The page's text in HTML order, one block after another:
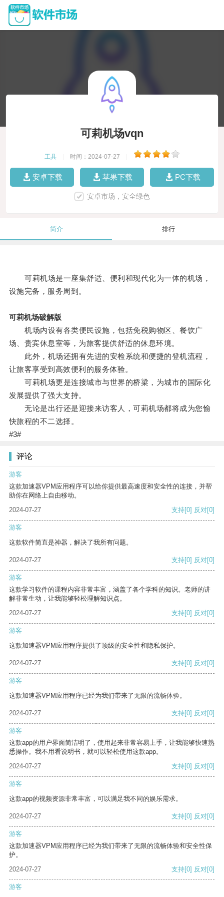
可莉机场vqn
工具 时间：2024-07-27
安卓下载 苹果下载 PC下载
安卓市场，安全绿色
简介 排行
可莉机场是一座集舒适、便利和现代化为一体的机场，
设施完备，服务周到。
可莉机场破解版
机场内设有各类便民设施，包括免税购物区、餐饮广
场、贵宾休息室等，为旅客提供舒适的休息环境。
此外，机场还拥有先进的安检系统和便捷的登机流程，
让旅客享受到高效便利的服务体验。
可莉机场更是连接城市与世界的桥梁，为城市的国际化
发展提供了强大支持。
无论是出行还是迎接来访客人，可莉机场都将成为您愉
快旅程的不二选择。
#3#
评论
游客
这款加速器VPM应用程序可以给你提供最高速度和安全性的连接，并帮
助你在网络上自由移动。
2024-07-27
支持[0] 反对[0]
游客
这款软件简直是神器，解决了我所有问题。
2024-07-27 支持[0] 反对[0]
游客
这款学习软件的课程内容非常丰富，涵盖了各个学科的知识。老师的讲
解非常生动，让我能够轻松理解知识点。
2024-07-27
支持[0] 反对[0]
游客
这款加速器VPM应用程序提供了顶级的安全性和隐私保护。
2024-07-27 支持[0] 反对[0]
游客
这款加速器VPM应用程序已经为我们带来了无限的流畅体验。
2024-07-27 支持[0] 反对[0]
游客
这款app的用户界面简洁明了，使用起来非常容易上手，让我能够快速熟
悉操作。我不用看说明书，就可以轻松使用这款app。
2024-07-27
支持[0] 反对[0]
游客
这款app的视频资源非常丰富，可以满足我不同的娱乐需求。
2024-07-27 支持[0] 反对[0]
游客
这款加速器VPM应用程序已经为我们带来了无限的流畅体验和安全性保
护。
2024-07-27
支持[0] 反对[0]
游客